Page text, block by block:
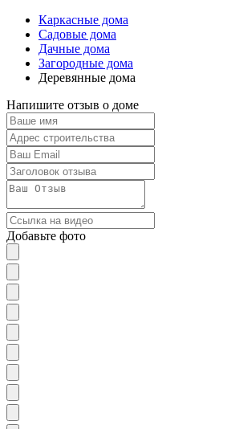
Каркасные дома
Садовые дома
Дачные дома
Загородные дома
Деревянные дома
Напишите отзыв о доме
Добавьте фото